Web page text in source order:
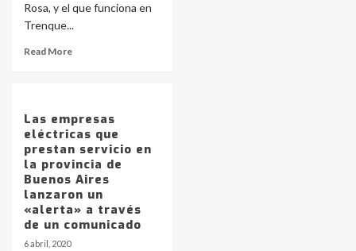
Rosa, y el que funciona en
Trenque...
Read More
Las empresas
eléctricas que
prestan servicio en
la provincia de
Buenos Aires
lanzaron un
«alerta» a través
de un comunicado
6 abril, 2020
4
Accidente en Ruta 5: falleció un
joven de Trenque Lauquen
Los precios de los combustibles en